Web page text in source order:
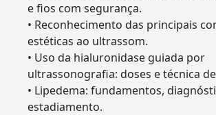
e fios com segurança.
• Reconhecimento das principais
estéticas ao ultrassom.
• Uso da hialuronidase guiada por
ultrassonografia: doses e técnica
• Lipedema: fundamentos,
estadiamento.